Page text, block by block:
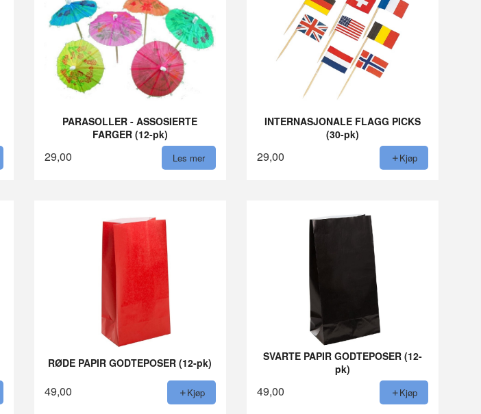
PARASOLLER - ASSOSIERTE
FARGER (12-pk)
29,00 Les mer
INTERNASJONALE FLAGG PICKS
(30-pk)
29,00 Kjøp
RØDE PAPIR GODTEPOSER (12-pk)
49,00 Kjøp
SVARTE PAPIR GODTEPOSER (12-
pk)
49,00 Kjøp